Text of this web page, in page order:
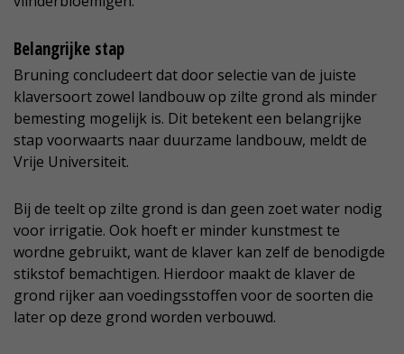
Belangrijke stap
Bruning concludeert dat door selectie van de juiste
klaversoort zowel landbouw op zilte grond als minder
bemesting mogelijk is. Dit betekent een belangrijke
stap voorwaarts naar duurzame landbouw, meldt de
Vrije Universiteit.
Bij de teelt op zilte grond is dan geen zoet water nodig
voor irrigatie. Ook hoeft er minder kunstmest te
wordne gebruikt, want de klaver kan zelf de benodigde
stikstof bemachtigen. Hierdoor maakt de klaver de
grond rijker aan voedingsstoffen voor de soorten die
later op deze grond worden verbouwd.